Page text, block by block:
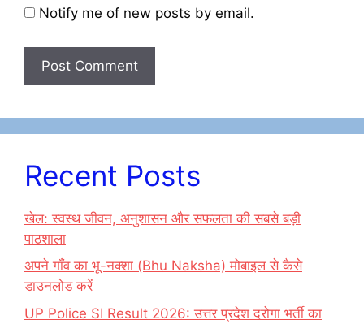
Notify me of new posts by email.
Recent Posts
खेल: स्वस्थ जीवन, अनुशासन और सफलता की सबसे बड़ी
पाठशाला
अपने गाँव का भू-नक्शा (Bhu Naksha) मोबाइल से कैसे
डाउनलोड करें
UP Police SI Result 2026: उत्तर प्रदेश दरोगा भर्ती का